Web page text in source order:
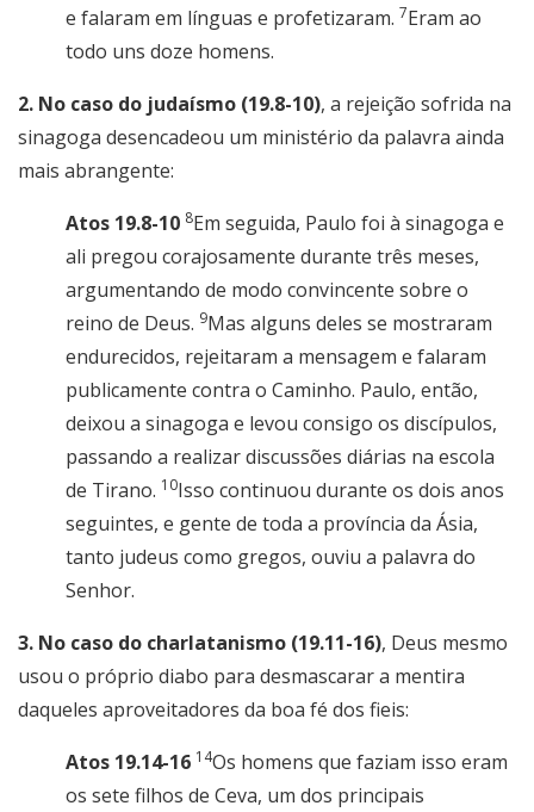
e falaram em línguas e profetizaram. 7Eram ao
todo uns doze homens.
2. No caso do judaísmo (19.8-10), a rejeição sofrida na
sinagoga desencadeou um ministério da palavra ainda
mais abrangente:
Atos 19.8-10 8Em seguida, Paulo foi à sinagoga e
ali pregou corajosamente durante três meses,
argumentando de modo convincente sobre o
reino de Deus. 9Mas alguns deles se mostraram
endurecidos, rejeitaram a mensagem e falaram
publicamente contra o Caminho. Paulo, então,
deixou a sinagoga e levou consigo os discípulos,
passando a realizar discussões diárias na escola
de Tirano. 10Isso continuou durante os dois anos
seguintes, e gente de toda a província da Ásia,
tanto judeus como gregos, ouviu a palavra do
Senhor.
3. No caso do charlatanismo (19.11-16), Deus mesmo
usou o próprio diabo para desmascarar a mentira
daqueles aproveitadores da boa fé dos fieis:
Atos 19.14-16 14Os homens que faziam isso eram
os sete filhos de Ceva, um dos principais